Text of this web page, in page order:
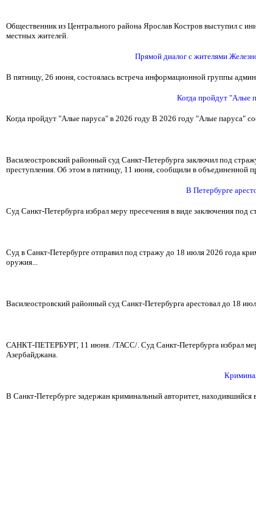
Общественник из Центрального района Ярослав Костров выступил с
местных жителей.
Прямой диалог с жителями
В пятницу, 26 июня, состоялась встреча информационной группы
Когда пройдут "Алые
Когда пройдут "Алые паруса" в 2026 году В 2026 году "Алые паруса"
Василеостровский районный суд Санкт-Петербурга заключил под
преступления. Об этом в пятницу, 11 июня, сообщили в объединенной
В Петербурге
Суд Санкт-Петербурга избрал меру пресечения в виде заключения
Суд в Санкт-Петербурге отправил под стражу до 18 июля 2026 года
оружия...
Василеостровский районный суд Санкт-Петербурга арестовал до 18
САНКТ-ПЕТЕРБУРГ, 11 июня. /ТАСС/. Суд Санкт-Петербурга избрал
Азербайджана.
В Санкт-Петербурге задержан криминальный авторитет,